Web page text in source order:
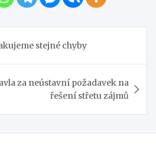
stejné chyby
za neústavní požadavek na
řešení střetu zájmů